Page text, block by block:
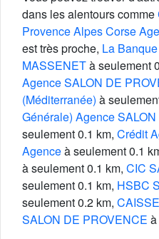
dans les alentours comme
Provence Alpes Corse
est très proche, La
MASSENETà seulement
Agence SALON DE
(Méditerranée) à
Générale) Agence
seulement 0.1 km, Crédit
Agenceà seulement 0.1
à seulement 0.1 km, CIC
seulement 0.1 km, HSBC
seulement 0.2 km,
SALON DE PROVENCE